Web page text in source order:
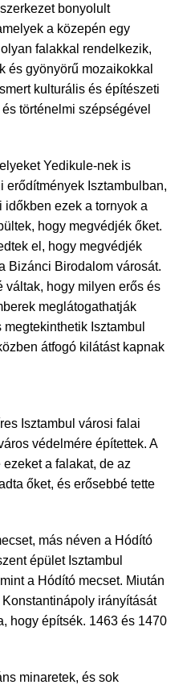
bonyolult
a közepén egy
falakkal rendelkezik,
és gyönyörű mozaikokkal
kulturális és építészeti
történelmi szépségével
Yedikule-nek is
erődítmények Isztambulban,
időkben ezek a tornyok a
hogy megvédjék őket.
el, hogy megvédjék
Bizánci Birodalom városát.
váltak, hogy milyen erős és
meglátogathatják
Isztambul
átfogó kilátást kapnak
Isztambul városi falai
védelmére építettek. A
a falakat, de az
őket, és erősebbé tette
más néven a Hódító
épület Isztambul
a Hódító mecset. Miután
Konstantinápoly irányítását
hogy építsék. 1463 és 1470
minaretek, és sok